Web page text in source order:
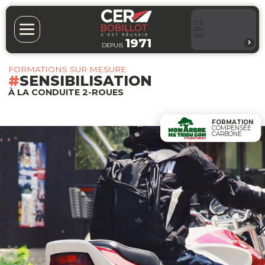
DEPUIS 1971
VOTRE
ESPACE
PERSO
FORMATIONS SUR MESURE
SENSIBILISATION
À LA CONDUITE 2-ROUES
FORMATION
COMPENSÉE
CARBONE